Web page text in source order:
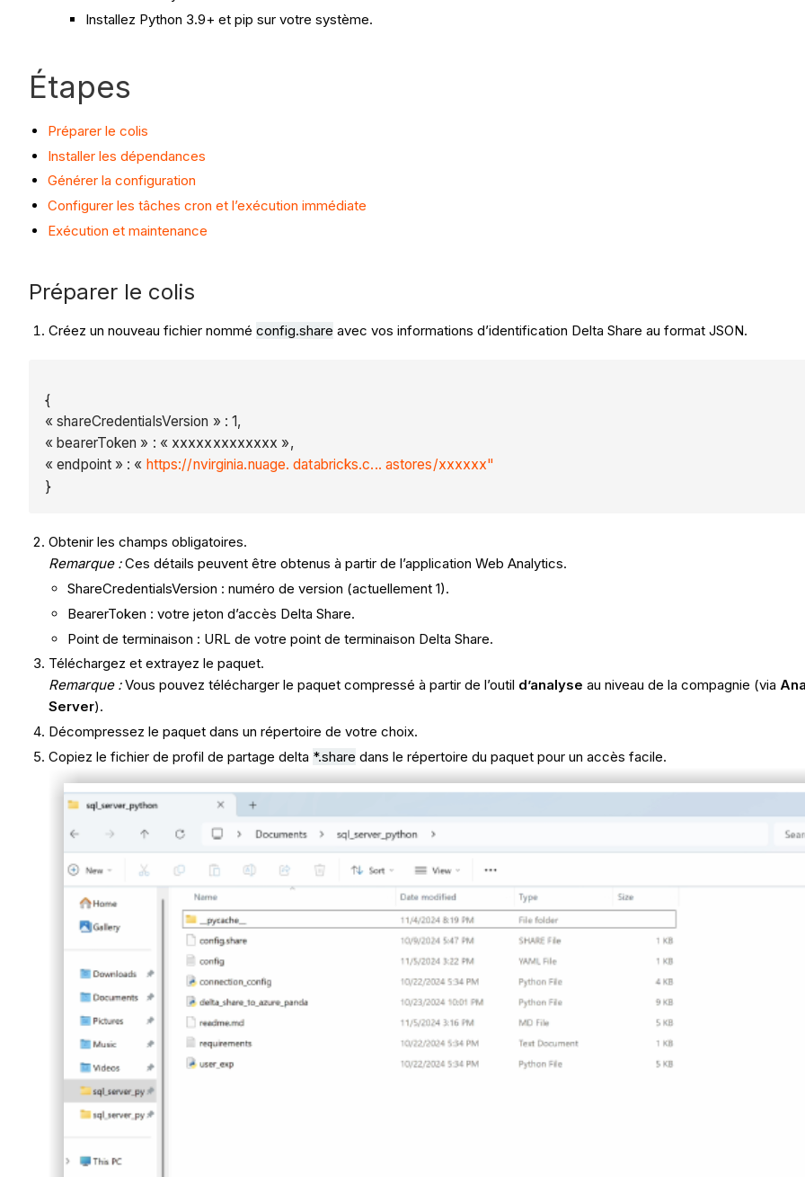
Installez Python 3.9+ et pip sur votre système.
Étapes
Préparer le colis
Installer les dépendances
Générer la configuration
Configurer les tâches cron et l’exécution immédiate
Exécution et maintenance
Préparer le colis
Créez un nouveau fichier nomméconfig.share avec vos informations d’identification Delta Share au format JSON.
{
« shareCredentialsVersion » : 1,
« bearerToken » : « xxxxxxxxxxxxx »,
« endpoint » : « https://nvirginia.nuage. databricks.c... astores/xxxxxx"
}
Obtenir les champs obligatoires.
Remarque :Ces détails peuvent être obtenus à partir de l’application Web Analytics.
ShareCredentialsVersion : numéro de version (actuellement 1).
BearerToken : votre jeton d’accès Delta Share.
Point de terminaison : URL de votre point de terminaison Delta Share.
Téléchargez et extrayez le paquet.
Remarque :Vous pouvez télécharger le paquet compressé à partir de l’outil d’analyse au niveau de la compagnie (via
Server).
Décompressez le paquet dans un répertoire de votre choix.
Copiez le fichier de profil de partage delta *.share dans le répertoire du paquet pour un accès facile.